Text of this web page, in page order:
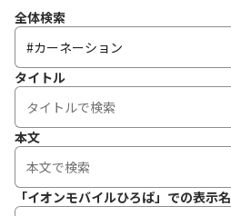
全体検索
タイトル
本文
「イオンモバイルひろば」での表示名